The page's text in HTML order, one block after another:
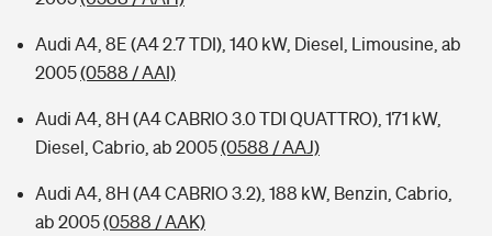
Audi A4, 8E (A4 2.7 TDI), 140 kW, Diesel, Limousine, ab
2005(0588 / AAI)
Audi A4, 8H (A4 CABRIO 3.0 TDI QUATTRO), 171 kW,
Diesel, Cabrio, ab 2005(0588 / AAJ)
Audi A4, 8H (A4 CABRIO 3.2), 188 kW, Benzin, Cabrio,
ab 2005(0588 / AAK)